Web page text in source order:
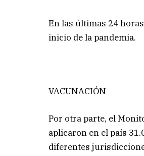
En las últimas 24
inicio de la pandemia.
VACUNACIÓN
Por otra parte, el
aplicaron en el país
diferentes